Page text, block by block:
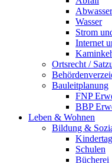
Abwasser
Wasser
Strom
Internet
Ortsrecht /
Bauleitplanung
FNP
BBP
Leben & Wohnen
Bildung &
Schulen
Bücherei